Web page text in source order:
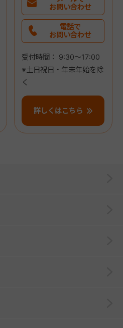
お問い合わせ
電話で
お問い合わせ
受付時間： 9:30～17:00
※土日祝日・年末年始を除
く
詳しくはこちら